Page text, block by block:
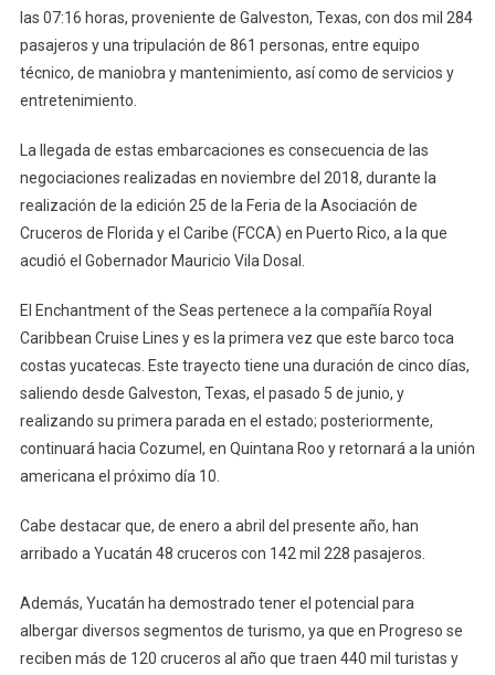
las 07:16 horas, proveniente de Galveston, Texas, con dos mil 284
pasajeros y una tripulación de 861 personas, entre equipo
técnico, de maniobra y mantenimiento, así como de servicios y
entretenimiento.
La llegada de estas embarcaciones es consecuencia de las
negociaciones realizadas en noviembre del 2018, durante la
realización de la edición 25 de la Feria de la Asociación de
Cruceros de Florida y el Caribe (FCCA) en Puerto Rico, a la que
acudió el Gobernador Mauricio Vila Dosal.
El Enchantment of the Seas pertenece a la compañía Royal
Caribbean Cruise Lines y es la primera vez que este barco toca
costas yucatecas. Este trayecto tiene una duración de cinco días,
saliendo desde Galveston, Texas, el pasado 5 de junio, y
realizando su primera parada en el estado; posteriormente,
continuará hacia Cozumel, en Quintana Roo y retornará a la unión
americana el próximo día 10.
Cabe destacar que, de enero a abril del presente año, han
arribado a Yucatán 48 cruceros con 142 mil 228 pasajeros.
Además, Yucatán ha demostrado tener el potencial para
albergar diversos segmentos de turismo, ya que en Progreso se
reciben más de 120 cruceros al año que traen 440 mil turistas y